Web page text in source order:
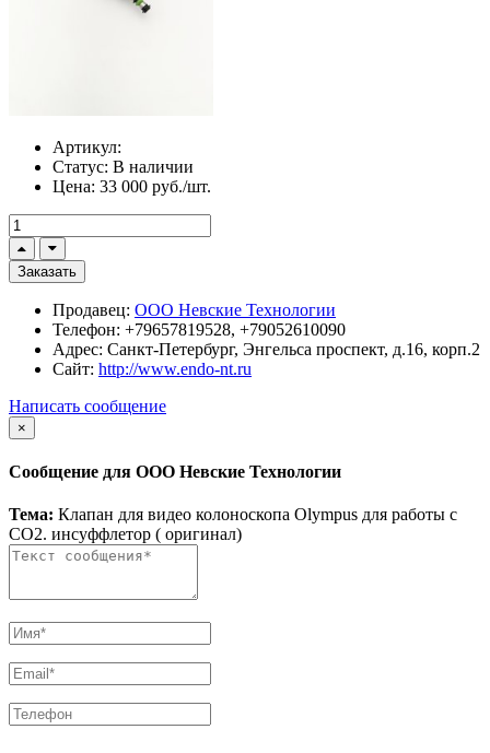
Артикул:
Статус: В наличии
Цена: 33 000 руб./шт.
Заказать
Продавец: ООО Невские Технологии
Телефон: +79657819528, +79052610090
Адрес: Санкт-Петербург, Энгельса проспект, д.16, корп.2
Сайт: http://www.endo-nt.ru
Написать сообщение
×
Сообщение для ООО Невские Технологии
Тема: Клапан для видео колоноскопа Olympus для работы с
СО2. инсуффлетор ( оригинал)